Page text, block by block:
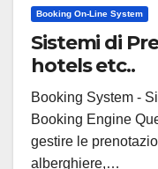
Booking On-Line System
Sistemi di
hotels etc..
Booking System -
Booking Engine
gestire le
alberghiere,…